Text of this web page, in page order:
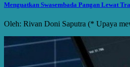
Menguatkan Swasembada Pangan Lewat
Oleh: Rivan Doni Saputra (* Upaya